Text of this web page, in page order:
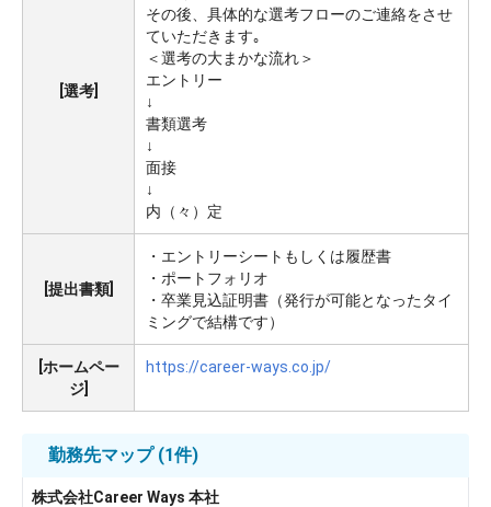
[選考]
その後、具体的な選考フローのご連絡をさせ
ていただきます｡
＜選考の大まかな流れ＞
エントリー
↓
書類選考
↓
面接
↓
内（々）定
[提出書類]
・エントリーシートもしくは履歴書
・ポートフォリオ
・卒業見込証明書（発行が可能となったタイ
ミングで結構です）
[ホームペー
ジ]
https://career-ways.co.jp/
勤務先マップ (1件)
株式会社Career Ways 本社